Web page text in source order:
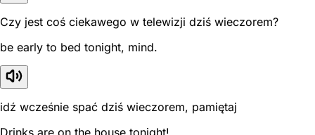
Czy jest coś ciekawego w telewizji dziś wieczorem?
be early to bed tonight, mind.
idź wcześnie spać dziś wieczorem, pamiętaj